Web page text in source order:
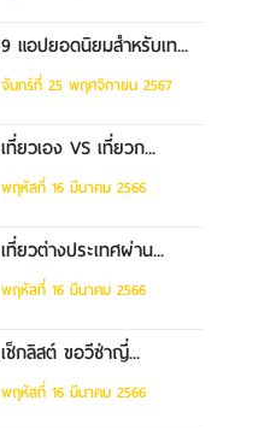
9 แอปยอดนิยมสำหรับเท...
จันทร์ที่ 25 พฤศจิกายน 2567
เที่ยวเอง VS เที่ยวก...
พฤหัสที่ 16 มีนาคม 2566
เที่ยวต่างประเทศผ่าน...
พฤหัสที่ 16 มีนาคม 2566
เช็กลิสต์ ขอวีซ่าญี่...
พฤหัสที่ 16 มีนาคม 2566